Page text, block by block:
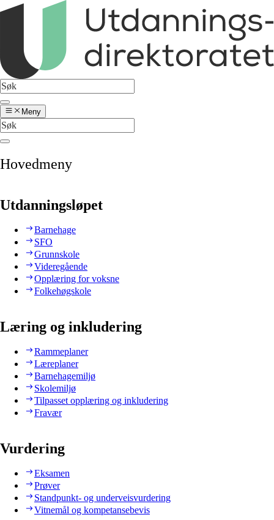
Meny
Hovedmeny
Utdanningsløpet
Barnehage
SFO
Grunnskole
Videregående
Opplæring for voksne
Folkehøgskole
Læring og inkludering
Rammeplaner
Læreplaner
Barnehagemiljø
Skolemiljø
Tilpasset opplæring og inkludering
Fravær
Vurdering
Eksamen
Prøver
Standpunkt- og underveisvurdering
Vitnemål og kompetansebevis